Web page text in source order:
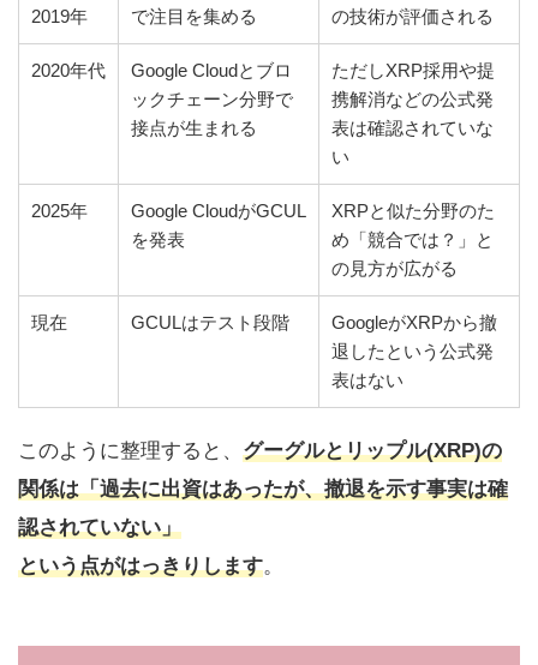
2019年
で注目を集める
の技術が評価される
2020年代
Google Cloudとブロ
ックチェーン分野で
接点が生まれる
ただしXRP採用や提
携解消などの公式発
表は確認されていな
い
2025年
Google CloudがGCUL
を発表
XRPと似た分野のた
め「競合では？」と
の見方が広がる
現在 GCULはテスト段階
GoogleがXRPから撤
退したという公式発
表はない
このように整理すると、 グーグルとリップル(XRP)の
関係は「過去に出資はあったが、撤退を示す事実は確
認されていない」
という点がはっきりします。